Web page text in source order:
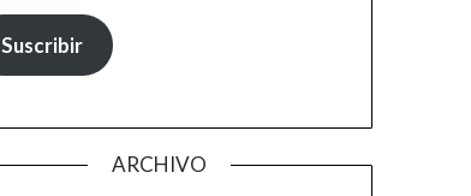
Suscribir
ARCHIVO